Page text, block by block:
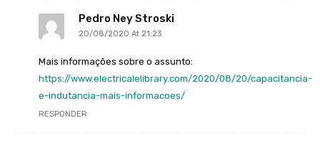
Pedro Ney Stroski
20/08/2020 At 21:23
Mais informações sobre o assunto:
https://www.electricalelibrary.com/2020/08/20/capacitancia-
e-indutancia-mais-informacoes/
RESPONDER